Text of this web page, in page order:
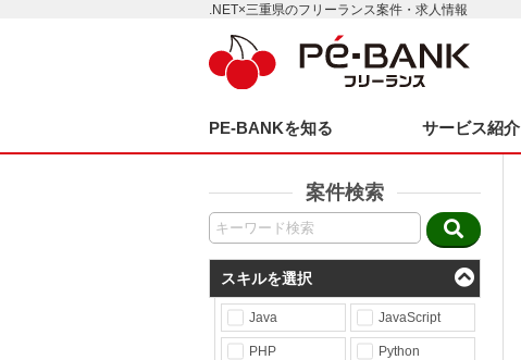
.NET×三重県のフリーランス案件・求人情報
PE-BANKを知る サービス紹介
案件検索
スキルを選択
Java JavaScript
PHP Python